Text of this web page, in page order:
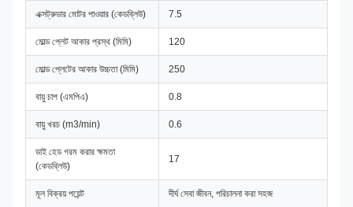
এক্সট্রুডার মোটর পাওয়ার (কেডব্লিউ) 7.5
মোল্ড প্লেট আকার প্রস্থ (মিমি) 120
মোল্ড প্লেটের আকার উচ্চতা (মিমি) 250
বায়ু চাপ (এমপিএ) 0.8
বায়ু খরচ (m3/min) 0.6
ডাই হেড গরম করার ক্ষমতা
(কেডব্লিউ)
17
মূল বিক্রয় পয়েন্ট দীর্ঘ সেবা জীবন, পরিচালনা করা সহজ